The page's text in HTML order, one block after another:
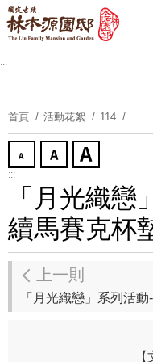
跳
到
要
塊
:::
首頁 活動花絮 114
:::
「月光織
續馬賽克杯
上一則
「月光織戀」系列活